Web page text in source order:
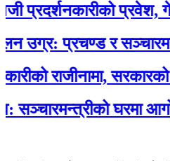
प्रवेश, गेट
प्रचण्ड र
राजीनामा, सरकारको
घरमा आगो,